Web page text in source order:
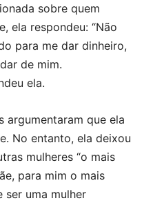
sobre quem
ela respondeu: “Não
para me dar dinheiro,
de mim.
ela.
argumentaram que ela
No entanto, ela deixou
mulheres “o mais
para mim o mais
ser uma mulher